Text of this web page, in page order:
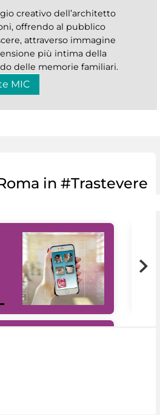
creativo dell’architetto
offrendo al pubblico
attraverso immagine
più intima della
delle memorie familiari.
MIC
in #Trastevere